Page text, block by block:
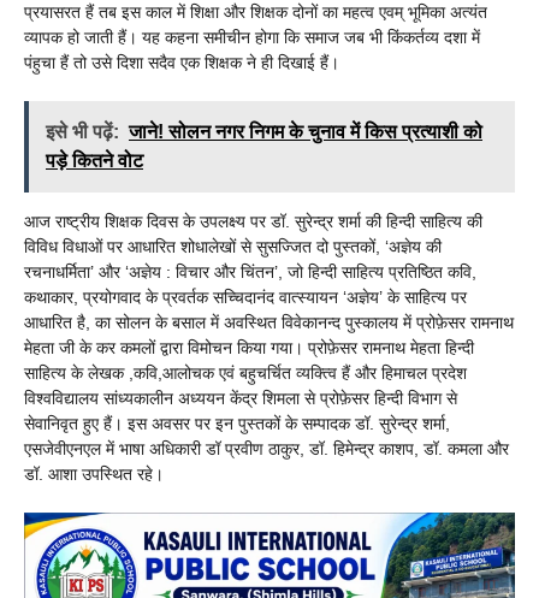
प्रयासरत हैं तब इस काल में शिक्षा और शिक्षक दोनों का महत्व एवम् भूमिका अत्यंत
व्यापक हो जाती हैं। यह कहना समीचीन होगा कि समाज जब भी किंकर्तव्य दशा में
पंहुचा हैं तो उसे दिशा सदैव एक शिक्षक ने ही दिखाई हैं।
इसे भी पढ़ें: जाने! सोलन नगर निगम के चुनाव में किस प्रत्याशी को
पड़े कितने वोट
आज राष्ट्रीय शिक्षक दिवस के उपलक्ष्य पर डॉ. सुरेन्द्र शर्मा की हिन्दी साहित्य की
विविध विधाओं पर आधारित शोधालेखों से सुसज्जित दो पुस्तकों, ‘अज्ञेय की
रचनाधर्मिता’ और ‘अज्ञेय : विचार और चिंतन’, जो हिन्दी साहित्य प्रतिष्ठित कवि,
कथाकार, प्रयोगवाद के प्रवर्तक सच्चिदानंद वात्स्यायन ‘अज्ञेय’ के साहित्य पर
आधारित है, का सोलन के बसाल में अवस्थित विवेकानन्द पुस्कालय में प्रोफ़ेसर रामनाथ
मेहता जी के कर कमलों द्वारा विमोचन किया गया। प्रोफ़ेसर रामनाथ मेहता हिन्दी
साहित्य के लेखक ,कवि,आलोचक एवं बहुचर्चित व्यक्त्वि हैं और हिमाचल प्रदेश
विश्वविद्यालय सांध्यकालीन अध्ययन केंद्र शिमला से प्रोफ़ेसर हिन्दी विभाग से
सेवानिवृत हुए हैं। इस अवसर पर इन पुस्तकों के सम्पादक डॉ. सुरेन्द्र शर्मा,
एसजेवीएनएल में भाषा अधिकारी डॉ प्रवीण ठाकुर, डॉ. हिमेन्द्र काशप, डॉ. कमला और
डॉ. आशा उपस्थित रहे।